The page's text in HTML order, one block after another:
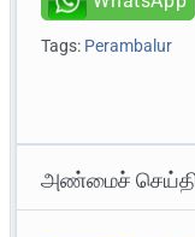
Tags: Perambalur
அண்மைச்